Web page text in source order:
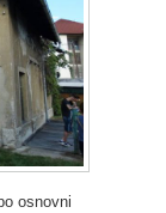
osnovni